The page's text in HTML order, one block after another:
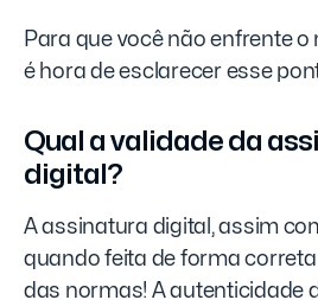
Para que você não enfrente
é hora de esclarecer esse
Qual a validade da
digital?
A assinatura digital, assim
quando feita de forma correta
das normas! A autenticidade